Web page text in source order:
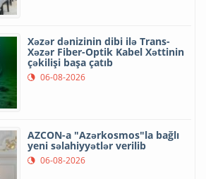
Xəzər dənizinin dibi ilə Trans-
Xəzər Fiber-Optik Kabel Xəttinin
çəkilişi başa çatıb
06-08-2026
AZCON-a "Azərkosmos"la bağlı
yeni səlahiyyətlər verilib
06-08-2026